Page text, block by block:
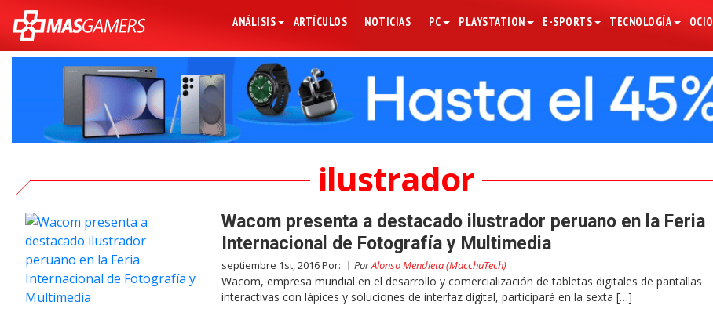
ANÁLISIS ARTÍCULOS NOTICIAS PC PLAYSTATION E-SPORTS TECNOLOGÍA OCIO
ilustrador
Wacom presenta a destacado ilustrador peruano en la Feria
Internacional de Fotografía y Multimedia
septiembre 1st, 2016 Por: PorAlonso Mendieta (MacchuTech)
Wacom, empresa mundial en el desarrollo y comercialización de tabletas digitales de pantallas
interactivas con lápices y soluciones de interfaz digital, participará en la sexta […]